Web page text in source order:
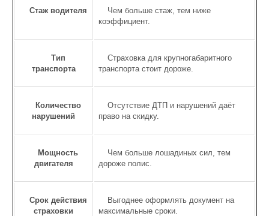
Стаж водителя
Чем больше стаж, тем ниже
коэффициент.
Тип
транспорта
Страховка для крупногабаритного
транспорта стоит дороже.
Количество
нарушений
Отсутствие ДТП и нарушений даёт
право на скидку.
Мощность
двигателя
Чем больше лошадиных сил, тем
дороже полис.
Срок действия
страховки
Выгоднее оформлять документ на
максимальные сроки.